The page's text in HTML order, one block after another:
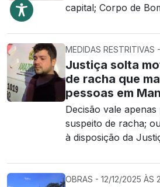
capital; Corpo de
MEDIDAS
Justiça solta
de racha que
pessoas em
Decisão vale
suspeito de racha;
à disposição da
OBRAS - 12/12/2025 ÀS